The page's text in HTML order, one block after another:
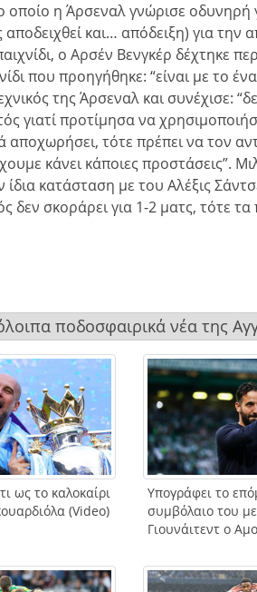
η Άρσεναλ γνώρισε οδυνηρή
αποδειχθεί και… απόδειξη) για
ο Αρσέν Βενγκέρ δέχτηκε
που προηγήθηκε: “είναι με το
της Άρσεναλ και συνέχισε:
γιατί προτίμησα να
τότε πρέπει να τον
κάνει κάποιες προστάσεις”.
κατάσταση με του Αλέξις
δεν σκοράρει για 1-2 ματς, τότε
ποδοσφαιρικά νέα της
ως το καλοκαίρι
(Video)
Υπογράφει το
συμβόλαιο του
Γιουνάιτεντ ο